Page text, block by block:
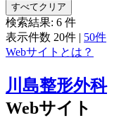
すべてクリア
検索結果: 6 件
表示件数 20件 | 50件
Webサイトとは？
川島整形外科
Webサイト